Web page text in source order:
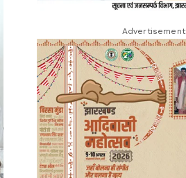
Advertisement